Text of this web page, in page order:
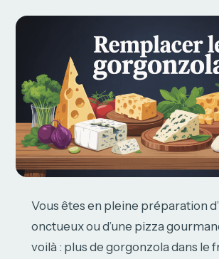
Vous êtes en pleine préparation
onctueux ou d’une pizza
voilà : plus de gorgonzola dans le